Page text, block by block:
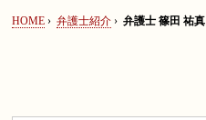
HOME › 弁護士紹介 › 弁護士 篠田 祐真